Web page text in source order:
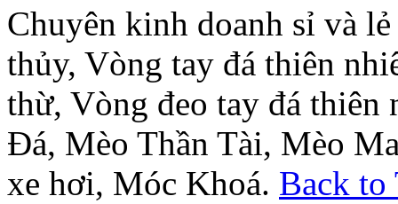
Chuyên kinh doanh sỉ và
thủy, Vòng tay đá thiên
thừ, Vòng đeo tay đá thiên
Đá, Mèo Thần Tài, Mèo
xe hơi, Móc Khoá. Back to